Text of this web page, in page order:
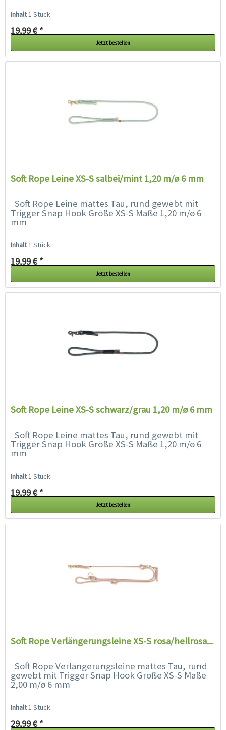
Inhalt1 Stück
19,99 € *
Jetzt bestellen
Soft Rope Leine XS-S salbei/mint 1,20 m/ø 6 mm
Soft Rope Leine mattes Tau, rund gewebt mit
Trigger Snap Hook Größe XS-S Maße 1,20 m/ø 6
mm
Inhalt1 Stück
19,99 € *
Jetzt bestellen
Soft Rope Leine XS-S schwarz/grau 1,20 m/ø 6 mm
Soft Rope Leine mattes Tau, rund gewebt mit
Trigger Snap Hook Größe XS-S Maße 1,20 m/ø 6
mm
Inhalt1 Stück
19,99 € *
Jetzt bestellen
Soft Rope Verlängerungsleine XS-S rosa/hellrosa...
Soft Rope Verlängerungsleine mattes Tau, rund
gewebt mit Trigger Snap Hook Größe XS-S Maße
2,00 m/ø 6 mm
Inhalt1 Stück
29,99 € *